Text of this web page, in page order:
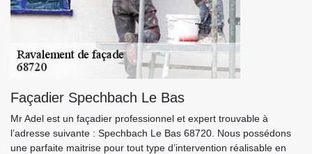
Façadier Spechbach Le Bas
Mr Adel est un façadier professionnel et expert trouvable à
l’adresse suivante : Spechbach Le Bas 68720. Nous possédons
une parfaite maitrise pour tout type d’intervention réalisable en